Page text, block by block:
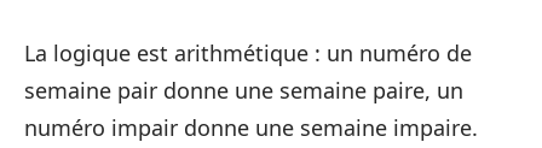
La logique est arithmétique : un numéro de
semaine pair donne une semaine paire, un
numéro impair donne une semaine impaire.